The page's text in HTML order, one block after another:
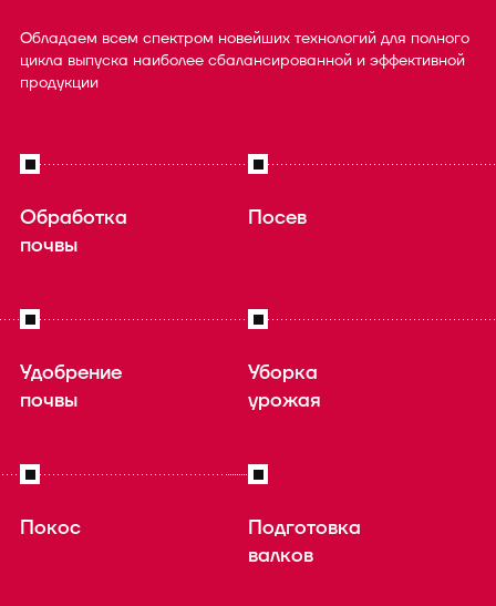
Обладаем всем спектром новейших технологий для полного
цикла выпуска наиболее сбалансированной и эффективной
продукции
Обработка
почвы
Посев
Удобрение
почвы
Уборка
урожая
Покос
Подготовка
валков